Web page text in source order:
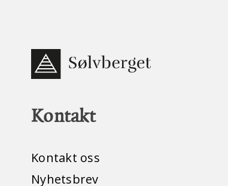
Kontakt
Kontakt oss
Nyhetsbrev